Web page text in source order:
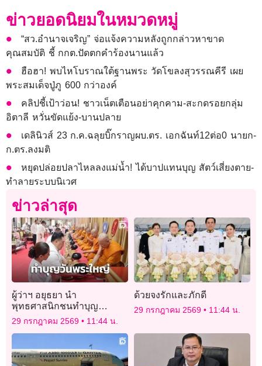
ข่าวยอดนิยมในหมวดหมู่
“สว.อำนาจเจริญ” จ่อแจ้งความหลังถูกกล่าวหาขาด
คุณสมบัติ ชี้ กกต.ปัดตกคำร้องนานแล้ว
ฮือฮา! พบไหโบราณใต้ฐานพระ วัดโขลงสุวรรณคีรี เผย
พระสมเด็จปู่ภู 600 กว่าองค์
คลิปชี้เป้าว่อน! ชาวเน็ตเตือนอย่าคุกคาม-สะกดรอยกลุ่ม
อิตาลี หวั่นขัดแย้ง-บานปลาย
เดลินิวส์ 23 ก.ค.ฉลุยบิ๊กราญผบ.ตร. เอกฉันท์12ต่อ0 นายก-
ก.ตร.ลงมติ
หยุดปล่อยปลาไหลลงแม่น้ำ! ได้บาปแทนบุญ สัตว์เสี่ยงตาย-
ทำลายระบบนิเวศ
ข่าวล่าสุด
ผู้ว่าฯ อยุธยา นำ
พุทธศาสนิกชนทำบุญ
ตักบาตร-ถวายเทียนพรรษา
เนื่องในเทศกาลอาสาฬหบูชา
29 กรกฎาคม 2569 11:44 น.
ด้วยจงรักและภักดี
29 กรกฎาคม 2569 11:44 น.